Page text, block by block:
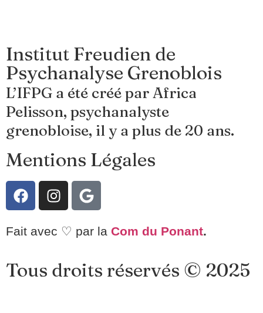
Institut Freudien de
Psychanalyse Grenoblois
L’IFPG a été créé par Africa
Pelisson, psychanalyste
grenobloise, il y a plus de 20 ans.
Mentions Légales
Fait avec ♡ par la Com du Ponant.
Tous droits réservés © 2025